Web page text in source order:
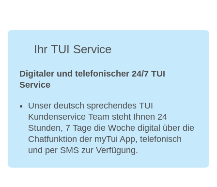
Ihr TUI Service
Digitaler und telefonischer 24/7 TUI
Service
Unser deutsch sprechendes TUI
Kundenservice Team steht Ihnen 24
Stunden, 7 Tage die Woche digital über die
Chatfunktion der myTui App, telefonisch
und per SMS zur Verfügung.